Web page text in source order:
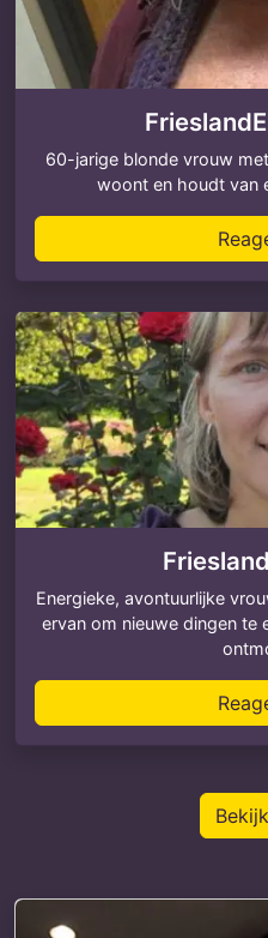
60-jarige blonde vrouw
woont en houdt van
Energieke, avontuurlijke
ervan om nieuwe dingen te